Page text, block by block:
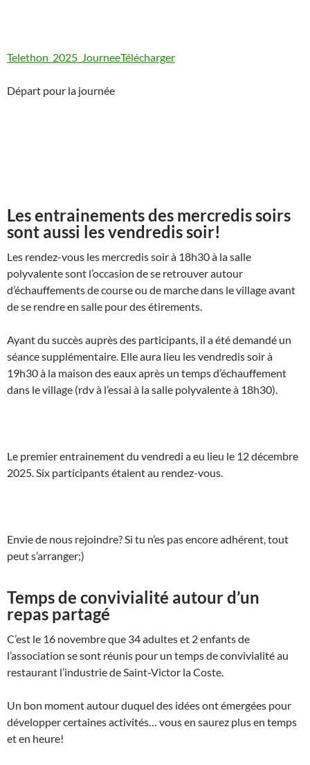
Telethon_2025_JourneeTélécharger
Départ pour la journée
Les entrainements des mercredis soirs
sont aussi les vendredis soir!
Les rendez-vous les mercredis soir à 18h30 à la salle
polyvalente sont l’occasion de se retrouver autour
d’échauffements de course ou de marche dans le village avant
de se rendre en salle pour des étirements.
Ayant du succès auprès des participants, il a été demandé un
séance supplémentaire. Elle aura lieu les vendredis soir à
19h30 à la maison des eaux après un temps d’échauffement
dans le village (rdv à l’essai à la salle polyvalente à 18h30).
Le premier entrainement du vendredi a eu lieu le 12 décembre
2025. Six participants étaient au rendez-vous.
Envie de nous rejoindre? Si tu n’es pas encore adhérent, tout
peut s’arranger;)
Temps de convivialité autour d’un
repas partagé
C’est le 16 novembre que 34 adultes et 2 enfants de
l’association se sont réunis pour un temps de convivialité au
restaurant l’industrie de Saint-Victor la Coste.
Un bon moment autour duquel des idées ont émergées pour
développer certaines activités… vous en saurez plus en temps
et en heure!